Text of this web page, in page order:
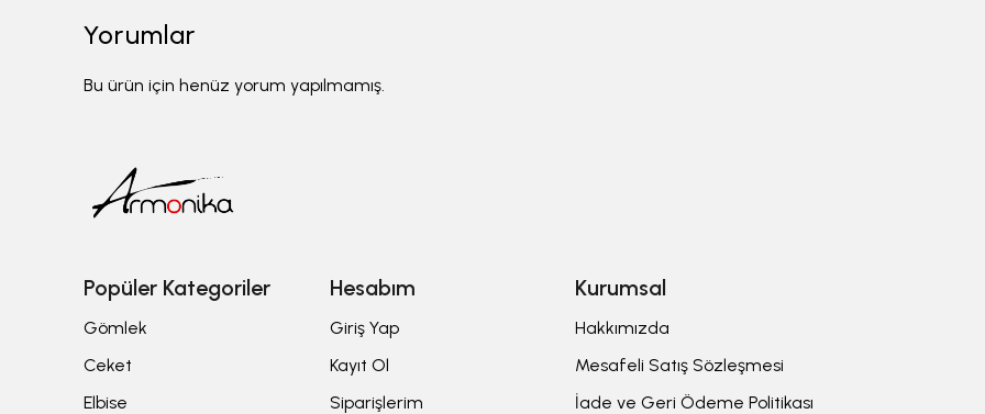
Yorumlar
Bu ürün için henüz yorum yapılmamış.
Popüler Kategoriler
Gömlek
Ceket
Elbise
Hesabım
Giriş Yap
Kayıt Ol
Siparişlerim
Kurumsal
Hakkımızda
Mesafeli Satış Sözleşmesi
İade ve Geri Ödeme Politikası